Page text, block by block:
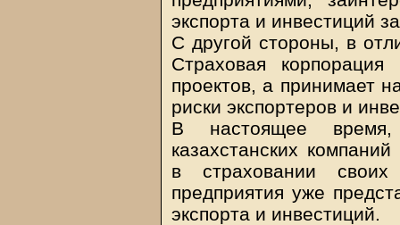
экспорта и инвестиций
С другой стороны, в
Страховая
проектов, а принимает
риски экспортеров и
В настоящее
казахстанских
в страховании
предприятия уже
экспорта и инвестиций.